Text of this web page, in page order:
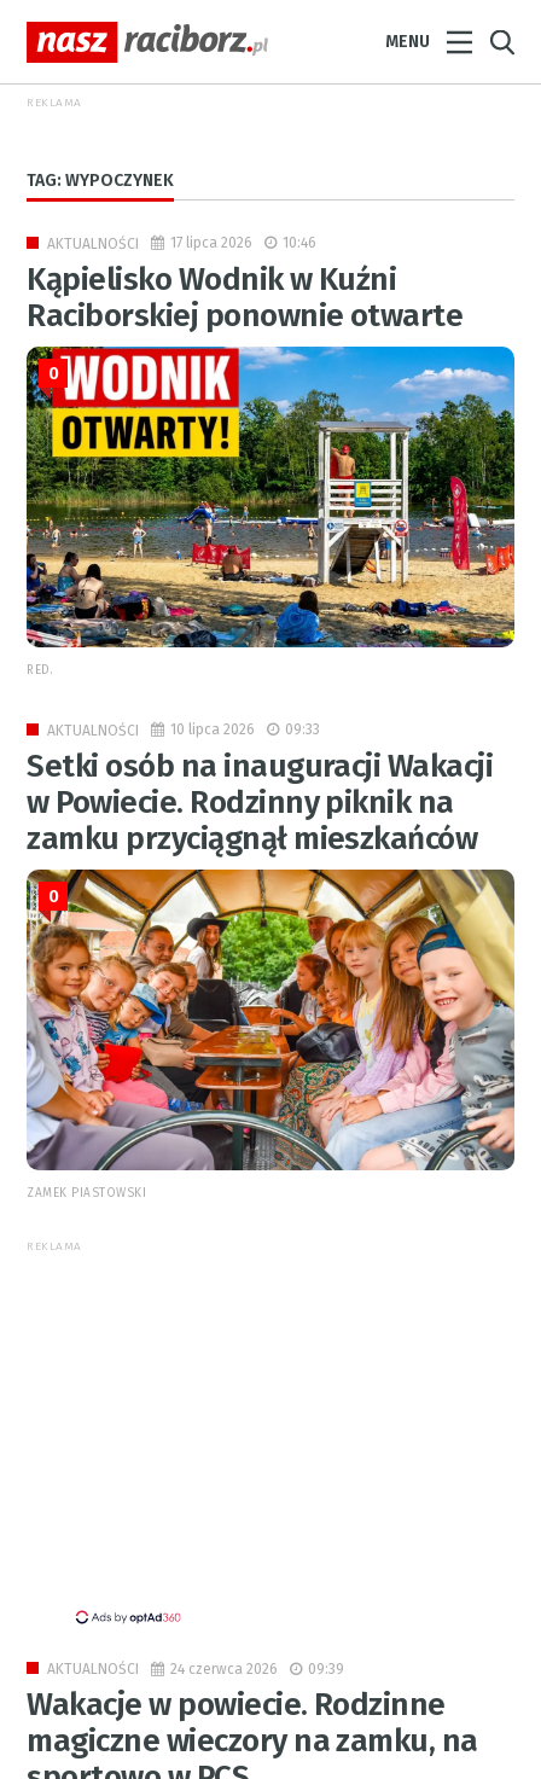
MENU
REKLAMA
TAG: WYPOCZYNEK
AKTUALNOŚCI 17 lipca 2026 10:46
Kąpielisko Wodnik w Kuźni
Raciborskiej ponownie otwarte
0
RED.
AKTUALNOŚCI 10 lipca 2026 09:33
Setki osób na inauguracji Wakacji
w Powiecie. Rodzinny piknik na
zamku przyciągnął mieszkańców
0
ZAMEK PIASTOWSKI
REKLAMA
AKTUALNOŚCI 24 czerwca 2026 09:39
Wakacje w powiecie. Rodzinne
magiczne wieczory na zamku, na